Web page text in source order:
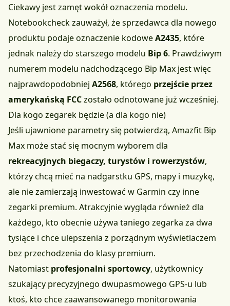
Ciekawy jest zamęt wokół oznaczenia modelu.
Notebookcheck zauważył, że sprzedawca dla nowego
produktu podaje oznaczenie kodoweA2435, które
jednak należy do starszego modelu Bip 6. Prawdziwym
numerem modelu nadchodzącego Bip Max jest więc
najprawdopodobniej A2568, którego przejście przez
amerykańską FCCzostało odnotowane już wcześniej.
Dla kogo zegarek będzie (a dla kogo nie)
Jeśli ujawnione parametry się potwierdzą, Amazfit Bip
Max może stać się mocnym wyborem dla
rekreacyjnych biegaczy, turystów i rowerzystów,
którzy chcą mieć na nadgarstku GPS, mapy i muzykę,
ale nie zamierzają inwestować w Garmin czy inne
zegarki premium. Atrakcyjnie wygląda również dla
każdego, kto obecnie używa taniego zegarka za dwa
tysiące i chce ulepszenia z porządnym wyświetlaczem
bez przechodzenia do klasy premium.
Natomiast profesjonalni sportowcy, użytkownicy
szukający precyzyjnego dwupasmowego GPS-u lub
ktoś, kto chce zaawansowanego monitorowania